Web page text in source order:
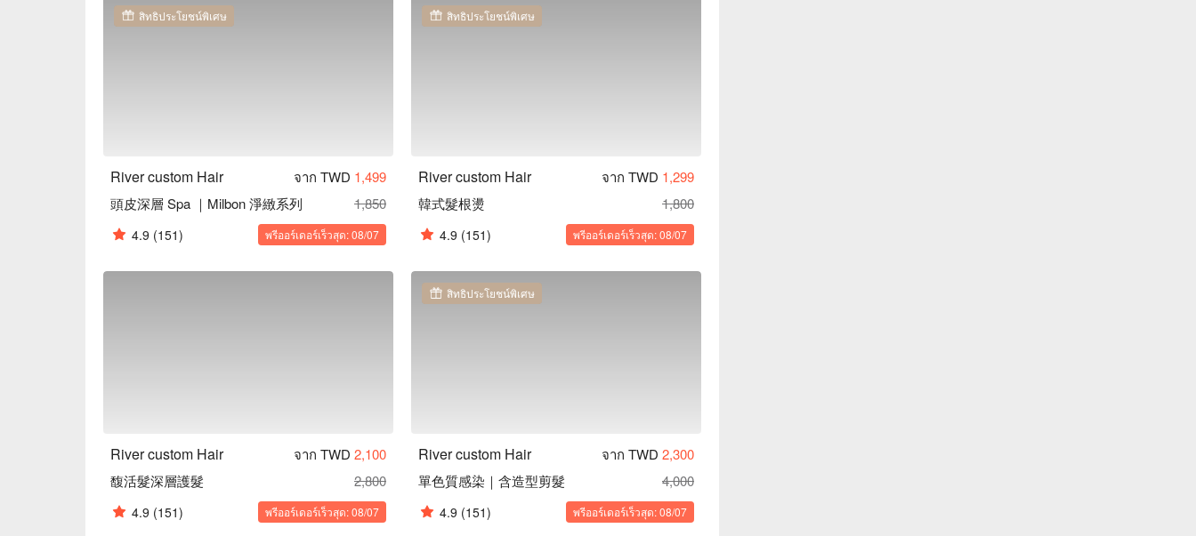
สิทธิประโยชน์พิเศษ
River custom Hair จาก TWD 1,499
頭皮深層 Spa ｜Milbon 淨緻系列
1,850
4.9 (151) พรีออร์เดอร์เร็วสุด: 08/07
สิทธิประโยชน์พิเศษ
River custom Hair จาก TWD 1,299
韓式髮根燙
1,800
4.9 (151) พรีออร์เดอร์เร็วสุด: 08/07
River custom Hair จาก TWD 2,100
馥活髮深層護髮
2,800
4.9 (151) พรีออร์เดอร์เร็วสุด: 08/07
สิทธิประโยชน์พิเศษ
River custom Hair จาก TWD 2,300
單色質感染｜含造型剪髮
4,000
4.9 (151) พรีออร์เดอร์เร็วสุด: 08/07